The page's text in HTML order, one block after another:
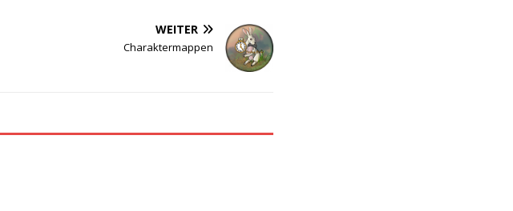
WEITER
Charaktermappen